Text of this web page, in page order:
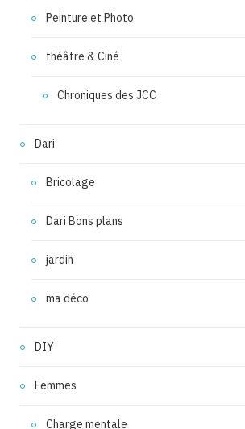
Peinture et Photo
théâtre & Ciné
Chroniques des JCC
Dari
Bricolage
Dari Bons plans
jardin
ma déco
DIY
Femmes
Charge mentale